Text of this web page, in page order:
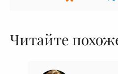
Читайте